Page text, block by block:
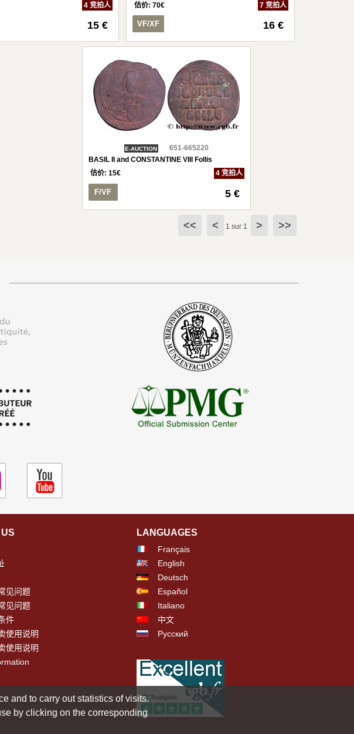
4 竞拍人
15 €
估价:70€ 7 竞拍人
VF/XF 16 €
E-AUCTION
651-665220
BASIL II and CONSTANTINE VIII Follis
估价:15€ 4 竞拍人
F/VF 5 €
<< < 1 sur 1 > >>
见问题
见问题
件
使用说明
使用说明
LANGUAGES
Français
English
Deutsch
Español
Italiano
中文
Русский
and to carry out statistics of visits.
by clicking on the corresponding